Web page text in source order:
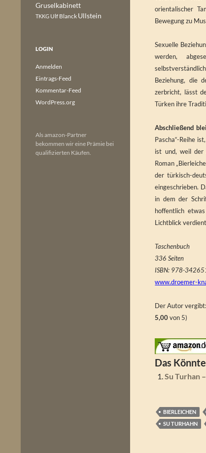
orientalischer
Bewegung zu
Sexuelle
werden,
Beziehung, die
zerbricht, lässt
Türken ihre
Abschließend
Pascha“-Reihe
ist und, weil der
Roman
der türkisch-
eingeschrieben.
in dem der
hoffentlich
Lichtblick
Taschenbuch
336 Seiten
ISBN: 978-
www.droemer-
Der Autor
5,00von 5)
Das
Su Turhan
BIERLEICHEN
SU TURHAHN
Gruselkabinett
TKKG Ulf Blanck Ullstein
LOGIN
Anmelden
Eintrags-Feed
Kommentar-Feed
WordPress.org
Als amazon-Partner
bekommen wir eine Prämie bei
qualifizierten Käufen.